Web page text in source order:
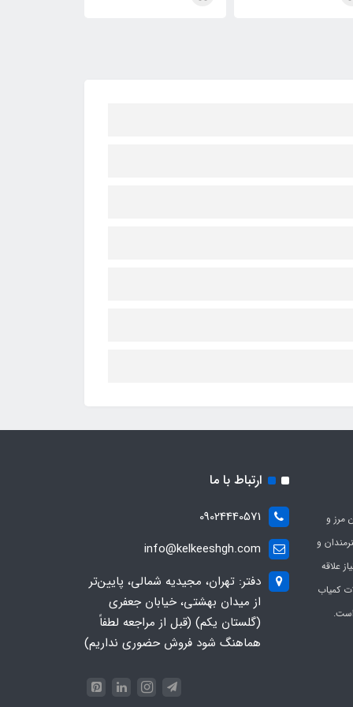
مرز و
هنرمندان و
علاقه
کمیاب
ارتباط با ما
09024440571
info@kelkeeshgh.com
دفتر: تهران، مجیدیه شمالی، پایین‌تر
از میدان بهشتی، خیابان جعفری
(گلستان یکم) (قبل از مراجعه لطفاً
هماهنگ شود فروش حضوری نداریم)